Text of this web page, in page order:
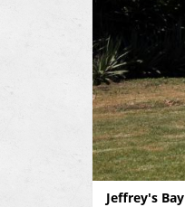
Jeffrey's Bay